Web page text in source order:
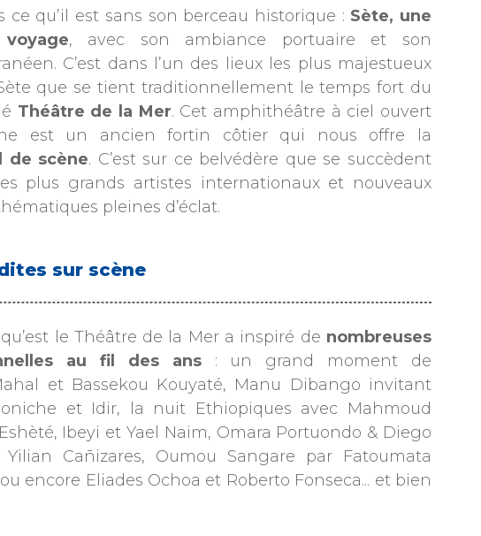
ce qu’il est sans son berceau historique : Sète, une
, avec son ambiance portuaire et son
C’est dans l’un des lieux les plus majestueux
que se tient traditionnellement le temps fort du
Théâtre de la Mer. Cet amphithéâtre à ciel ouvert
est un ancien fortin côtier qui nous offre la
de scène. C’est sur ce belvédère que se succèdent
plus grands artistes internationaux et nouveaux
pleines d’éclat.
sur scène
le Théâtre de la Mer a inspiré de nombreuses
au fil des ans: un grand moment de
et Bassekou Kouyaté, Manu Dibango invitant
et Idir, la nuit Ethiopiques avec Mahmoud
Ibeyi et Yael Naim, Omara Portuondo & Diego
Cañizares, Oumou Sangare par Fatoumata
encore Eliades Ochoa et Roberto Fonseca... et bien